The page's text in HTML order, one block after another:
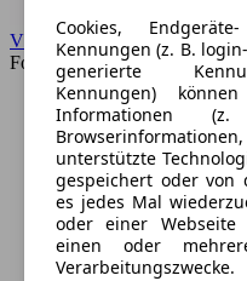
VW
Forum
Cookies,
Kennungen (z. B.
generierte
Kennungen)
Informationen
unterstützte
gespeichert oder von
es jedes Mal
oder einer
einen oder
Verarbeitungszwecke.